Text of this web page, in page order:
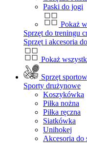
Paski do jogi
Pokaż
Sprzęt do treningu
Sprzęt i akcesoria
Pokaż
Sprzęt
Sporty drużynowe
Koszykówka
Piłka nożna
Piłka ręczna
Siatkówka
Unihokej
Akcesoria do